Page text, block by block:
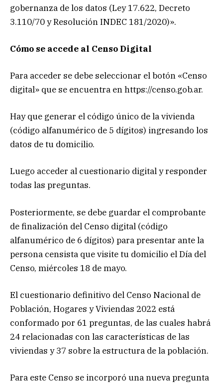
gobernanza de los datos (Ley 17.622, Decreto
3.110/70 y Resolución INDEC 181/2020)».
Cómo se accede al Censo Digital
Para acceder se debe seleccionar el botón «Censo
digital» que se encuentra en https://censo.gob.ar.
Hay que generar el código único de la vivienda
(código alfanumérico de 5 dígitos) ingresando los
datos de tu domicilio.
Luego acceder al cuestionario digital y responder
todas las preguntas.
Posteriormente, se debe guardar el comprobante
de finalización del Censo digital (código
alfanumérico de 6 dígitos) para presentar ante la
persona censista que visite tu domicilio el Día del
Censo, miércoles 18 de mayo.
El cuestionario definitivo del Censo Nacional de
Población, Hogares y Viviendas 2022 está
conformado por 61 preguntas, de las cuales habrá
24 relacionadas con las características de las
viviendas y 37 sobre la estructura de la población.
Para este Censo se incorporó una nueva pregunta